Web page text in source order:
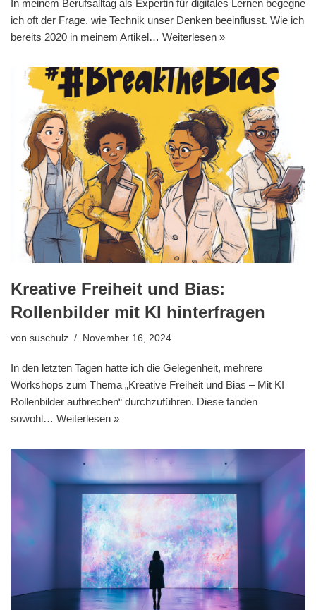
In meinem Berufsalltag als Expertin für digitales Lernen begegne
ich oft der Frage, wie Technik unser Denken beeinflusst. Wie ich
bereits 2020 in meinem Artikel… Weiterlesen »
Kreative Freiheit und Bias:
Rollenbilder mit KI hinterfragen
von suschulz November 16, 2024
In den letzten Tagen hatte ich die Gelegenheit, mehrere
Workshops zum Thema „Kreative Freiheit und Bias – Mit KI
Rollenbilder aufbrechen“ durchzuführen. Diese fanden
sowohl… Weiterlesen »